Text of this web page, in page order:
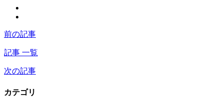
前の記事
記事 一覧
次の記事
カテゴリ